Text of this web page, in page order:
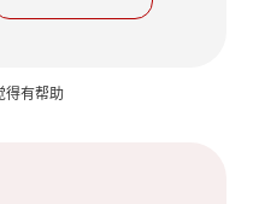
得有帮助